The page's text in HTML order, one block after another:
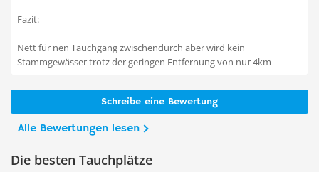
Fazit:
Nett für nen Tauchgang zwischendurch aber wird kein
Stammgewässer trotz der geringen Entfernung von nur 4km
Schreibe eine Bewertung
Alle Bewertungen lesen
Die besten Tauchplätze